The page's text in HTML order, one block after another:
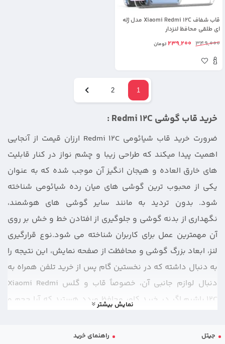
قاب شفاف Xiaomi Redmi 12C مدل ژله
ای طلقی محافظ لنزدار
349,000
239,200تومان
1
2
خرید قاب گوشی Redmi 12C :
ضرورت خرید قاب شیائومی Redmi 12C ارزان قیمت از آنجایی
اهمیت پیدا میکند که طراحی زیبا و چشم نواز در کنار قابلیت
های خارق العاده و هیجان انگیز آن موجب شده که به عنوان
یکی از محبوب ترین گوشی های میان رده شیائومی شناخته
شود. بدون تردید به مانند سایر گوشی‌ های هوشمند،
نگهداری از بدنه گوشی و جلوگیری از افتادن خط و خش بر روی
آن مهمترین عمل برای کاربران شناخته می شود.نوع قرارگیری
لنز، ابعاد بزرگ گوشی و محافظت از صفحه نمایش، این نتیجه را
به دنبال داشته که در نخستین گام پس از خرید تلفن همراه به
دنبال لوازم جانبی آن، خصوصاً قاب و
گلس Xiaomi Redmi
12C باشیم.اگر در خرید کاور محافظ مردد هستید که آیا حجم و
محدودیتهایی در استفاده از امکانات آن برایتان پیش بیاید ،
نمایش بیشتر
جیتل راهنمای خرید